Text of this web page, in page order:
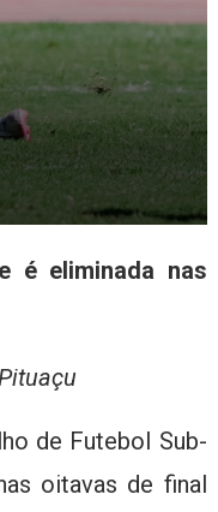
é eliminada nas
de Futebol Sub-
oitavas de final